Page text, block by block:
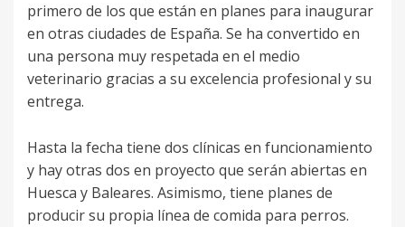
primero de los que están en planes para inaugurar
en otras ciudades de España. Se ha convertido en
una persona muy respetada en el medio
veterinario gracias a su excelencia profesional y su
entrega.
Hasta la fecha tiene dos clínicas en funcionamiento
y hay otras dos en proyecto que serán abiertas en
Huesca y Baleares. Asimismo, tiene planes de
producir su propia línea de comida para perros.